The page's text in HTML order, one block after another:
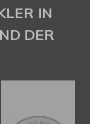
IN
DER